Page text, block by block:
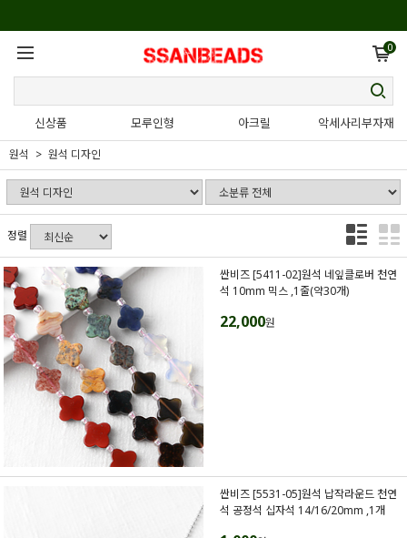
0
신상품 모루인형 아크릴 악세사리부자재
원석 원석 디자인
정렬
싼비즈 [5411-02]원석 네잎클로버 천연
석 10mm 믹스 ,1줄(약30개)
22,000원
싼비즈 [5531-05]원석 납작라운드 천연
석 공정석 십자석 14/16/20mm ,1개